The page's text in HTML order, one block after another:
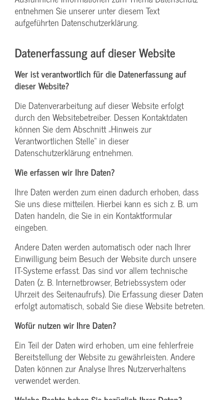
entnehmen Sie unserer unter diesem Text
aufgeführten Datenschutzerklärung.
Datenerfassung auf dieser Website
Wer ist verantwortlich für die Datenerfassung auf
dieser Website?
Die Datenverarbeitung auf dieser Website erfolgt
durch den Websitebetreiber. Dessen Kontaktdaten
können Sie dem Abschnitt „Hinweis zur
Verantwortlichen Stelle“ in dieser
Datenschutzerklärung entnehmen.
Wie erfassen wir Ihre Daten?
Ihre Daten werden zum einen dadurch erhoben, dass
Sie uns diese mitteilen. Hierbei kann es sich z. B. um
Daten handeln, die Sie in ein Kontaktformular
eingeben.
Andere Daten werden automatisch oder nach Ihrer
Einwilligung beim Besuch der Website durch unsere
IT-Systeme erfasst. Das sind vor allem technische
Daten (z. B. Internetbrowser, Betriebssystem oder
Uhrzeit des Seitenaufrufs). Die Erfassung dieser Daten
erfolgt automatisch, sobald Sie diese Website betreten.
Wofür nutzen wir Ihre Daten?
Ein Teil der Daten wird erhoben, um eine fehlerfreie
Bereitstellung der Website zu gewährleisten. Andere
Daten können zur Analyse Ihres Nutzerverhaltens
verwendet werden.